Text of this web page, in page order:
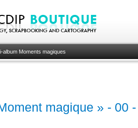
album Moments magiques
magique » - 00